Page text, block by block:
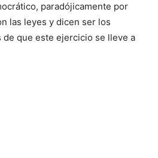
paradójicamente por
las leyes y dicen ser los
que este ejercicio se lleve a